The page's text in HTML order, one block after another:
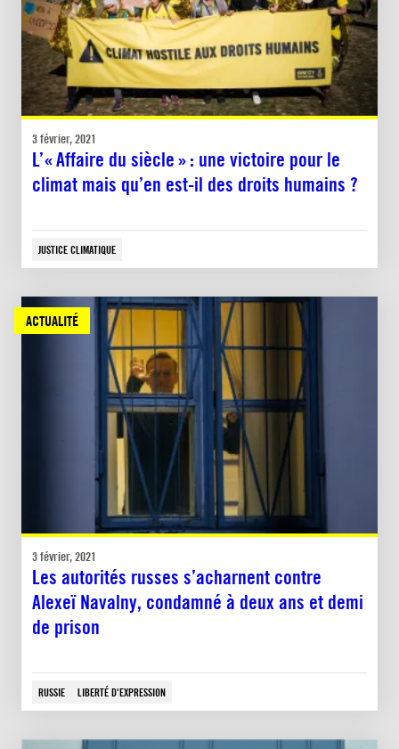
3 février, 2021
L’« Affaire du siècle » : une victoire pour le
climat mais qu’en est-il des droits humains ?
JUSTICE CLIMATIQUE
ACTUALITÉ
3 février, 2021
Les autorités russes s’acharnent contre
Alexeï Navalny, condamné à deux ans et demi
de prison
RUSSIE LIBERTÉ D'EXPRESSION